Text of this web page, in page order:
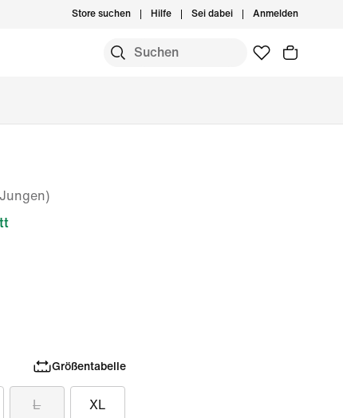
Store suchen Hilfe Sei dabei Anmelden
Größentabelle
L XL